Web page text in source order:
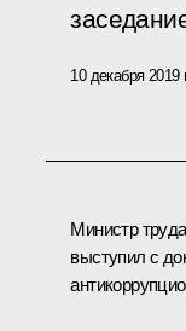
10 декабря 2019
Министр
выступил с